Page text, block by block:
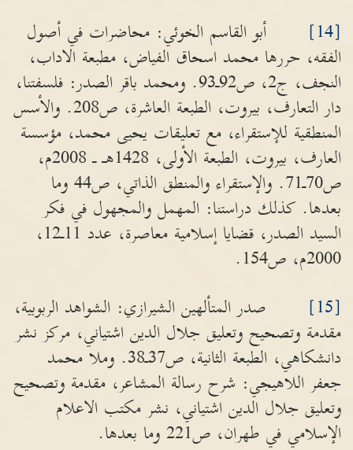
[14]
أبو القاسم الخوئي: محاضرات في أصول
الفقه، حررها محمد اسحاق الفياض، مطبعة الاداب،
النجف، ج2، ص92ـ93. ومحمد باقر الصدر: فلسفتنا،
دار التعارف، بيروت، الطبعة العاشرة، ص208. والأسس
المنطقية للإستقراء، مع تعليقات يحيى محمد، مؤسسة
العارف، بيروت، الطبعة الأولى، 1428هـ ـ 2008م،
ص70ـ71. والإستقراء والمنطق الذاتي، ص44 وما
بعدها. كذلك دراستنا: المهمل والمجهول في فكر
السيد الصدر، قضايا إسلامية معاصرة، عدد 11ـ12،
2000م، ص154.
[15]
صدر المتألهين الشيرازي: الشواهد الربوبية،
مقدمة وتصحيح وتعليق جلال الدين اشتياني، مركز نشر
دانشكاهي، الطبعة الثانية، ص37ـ38. وملا محمد
جعفر اللاهيجي: شرح رسالة المشاعر، مقدمة وتصحيح
وتعليق جلال الدين اشتياني، نشر مكتب الاعلام
الإسلامي في طهران، ص221 وما بعدها.